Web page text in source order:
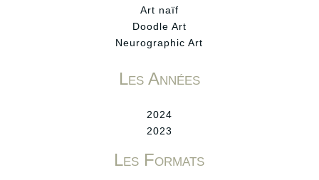
Art naïf
Doodle Art
Neurographic Art
Les Années
2024
2023
Les Formats